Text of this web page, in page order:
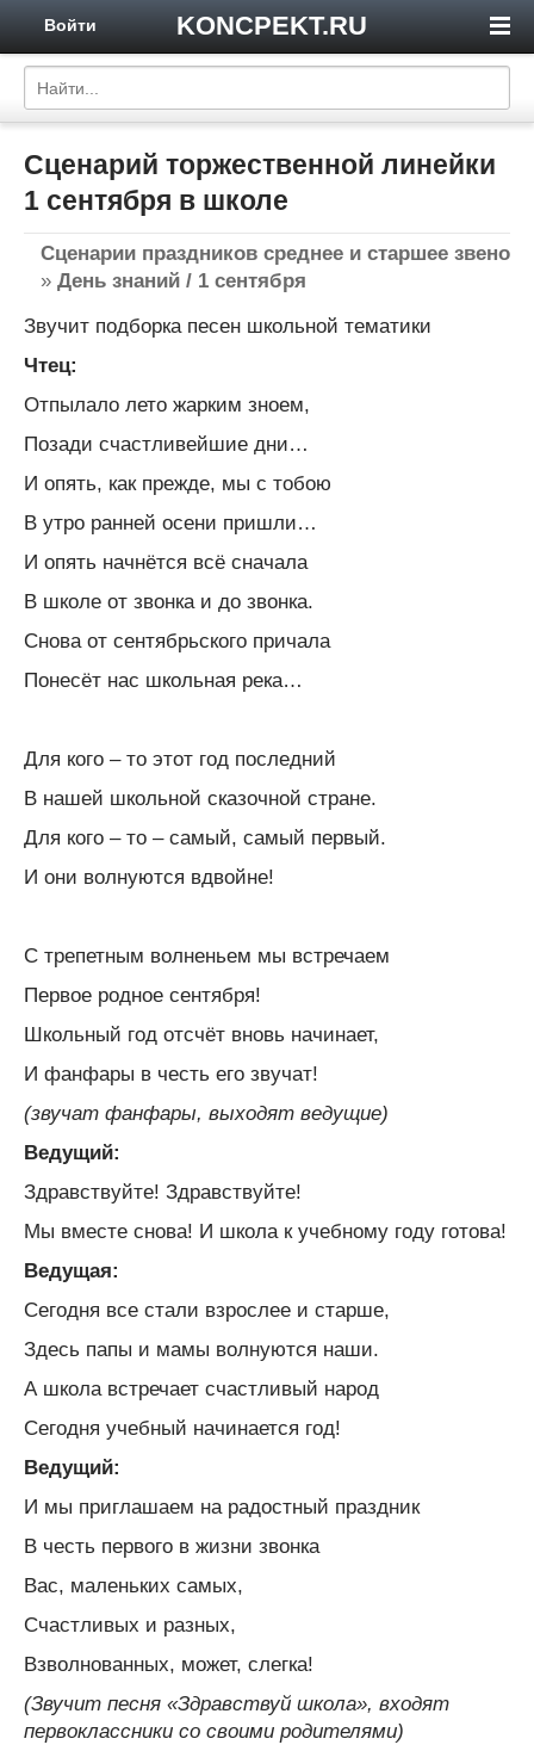
KONCPEKT.RU
Войти
Сценарий торжественной линейки
1 сентября в школе
Сценарии праздников среднее и старшее звено
» День знаний / 1 сентября
Звучит подборка песен школьной тематики
Чтец:
Отпылало лето жарким зноем,
Позади счастливейшие дни…
И опять, как прежде, мы с тобою
В утро ранней осени пришли…
И опять начнётся всё сначала
В школе от звонка и до звонка.
Снова от сентябрьского причала
Понесёт нас школьная река…
Для кого – то этот год последний
В нашей школьной сказочной стране.
Для кого – то – самый, самый первый.
И они волнуются вдвойне!
С трепетным волненьем мы встречаем
Первое родное сентября!
Школьный год отсчёт вновь начинает,
И фанфары в честь его звучат!
(звучат фанфары, выходят ведущие)
Ведущий:
Здравствуйте! Здравствуйте!
Мы вместе снова! И школа к учебному году готова!
Ведущая:
Сегодня все стали взрослее и старше,
Здесь папы и мамы волнуются наши.
А школа встречает счастливый народ
Сегодня учебный начинается год!
Ведущий:
И мы приглашаем на радостный праздник
В честь первого в жизни звонка
Вас, маленьких самых,
Счастливых и разных,
Взволнованных, может, слегка!
(Звучит песня «Здравствуй школа», входят
первоклассники со своими родителями)